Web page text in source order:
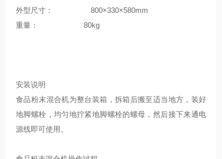
外型尺寸： 800×330×580mm
重量： 80kg
安装说明
食品粉末混合机为整台装箱，拆箱后搬至适当地方，装好
地脚螺栓，均匀地拧紧地脚螺栓的螺母，然后接下来通电
源线即可使用。